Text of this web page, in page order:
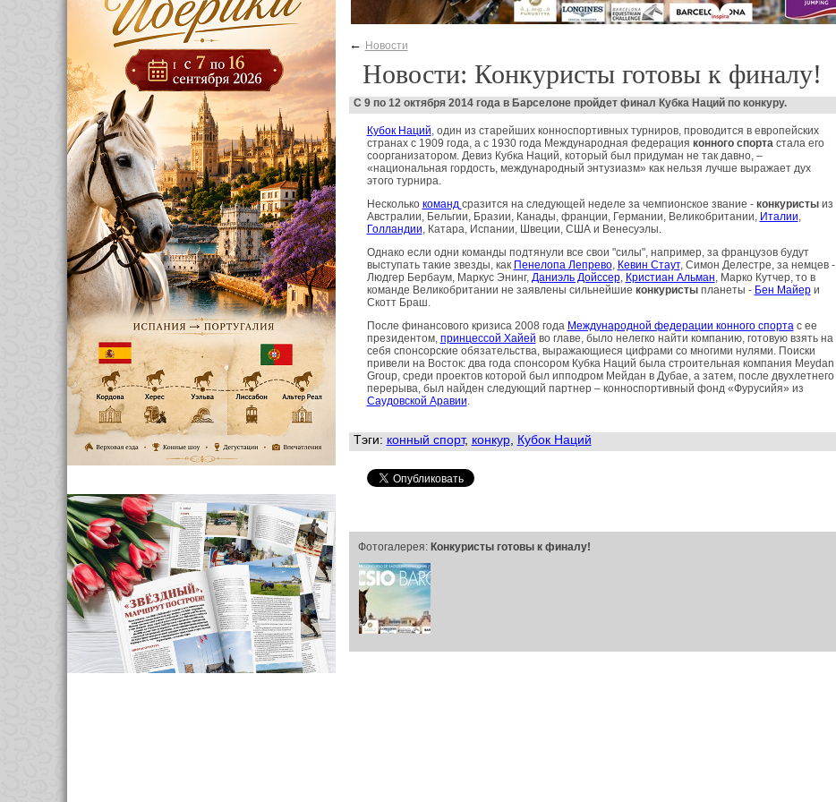
← Новости
Новости: Конкуристы готовы к финалу!
С 9 по 12 октября 2014 года в Барселоне пройдет финал Кубка Наций по конкуру.
Кубок Наций, один из старейших конноспортивных турниров, проводится в европейских
странах с 1909 года, а с 1930 года Международная федерация конного спортастала его
соорганизатором. Девиз Кубка Наций, который был придуман не так давно, –
«национальная гордость, международный энтузиазм» как нельзя лучше выражает дух
этого турнира.
Несколько команд сразится на следующей неделе за чемпионское звание - конкуристы из
Австралии, Бельгии, Бразии, Канады, франции, Германии, Великобритании, Италии,
Голландии, Катара, Испании, Швеции, США и Венесуэлы.
Однако если одни команды подтянули все свои "силы", например, за французов будут
выступать такие звезды, как Пенелопа Лепрево, Кевин Стаут, Симон Делестре, за немцев -
Людгер Бербаум, Маркус Энинг, Даниэль Дойссер, Кристиан Альман, Марко Кутчер, то в
команде Великобритании не заявлены сильнейшие конкуристы планеты - Бен Майери
Скотт Браш.
После финансового кризиса 2008 года Международной федерации конного спортас ее
президентом, принцессой Хайей во главе, было нелегко найти компанию, готовую взять на
себя спонсорские обязательства, выражающиеся цифрами со многими нулями. Поиски
привели на Восток: два года спонсором Кубка Наций была строительная компания Meydan
Group, среди проектов которой был ипподром Мейдан в Дубае, а затем, после двухлетнего
перерыва, был найден следующий партнер – конноспортивный фонд «Фурусийя» из
Саудовской Аравии.
Тэги: конный спорт, конкур, Кубок Наций
Фотогалерея: Конкуристы готовы к финалу!